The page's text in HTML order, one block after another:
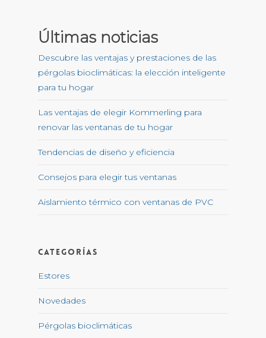
Últimas noticias
Descubre las ventajas y prestaciones de las
pérgolas bioclimáticas: la elección inteligente
para tu hogar
Las ventajas de elegir Kommerling para
renovar las ventanas de tu hogar
Tendencias de diseño y eficiencia
Consejos para elegir tus ventanas
Aislamiento térmico con ventanas de PVC
Categorías
Estores
Novedades
Pérgolas bioclimáticas